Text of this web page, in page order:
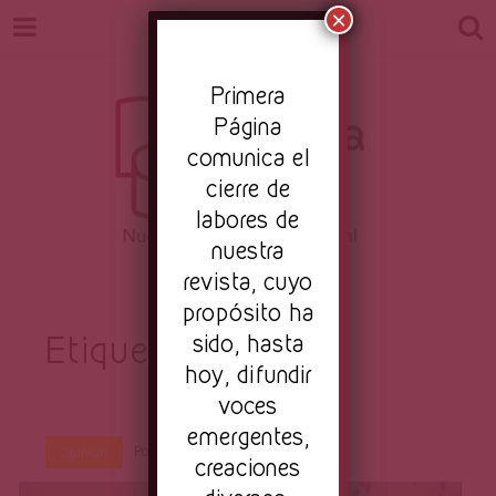
Revista
Primera
Nuestro periodismo cultural
Etiqueta:Sheridan
Primera Página Ago 1, 2016
Primera
Página
comunica el
cierre de
labores de
nuestra
revista, cuyo
propósito ha
sido, hasta
hoy, difundir
voces
emergentes,
creaciones
×